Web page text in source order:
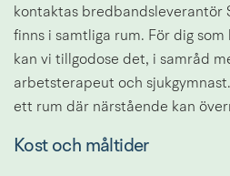
kontaktas bredbandsleverantör
finns i samtliga rum. För dig
kan vi tillgodose det, i samråd
arbetsterapeut och
ett rum där närstående kan
Kost och måltider